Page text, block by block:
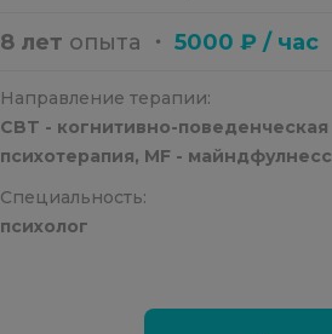
8 лет опыта ・ 5000 ₽ / час
Направление терапии:
CBT - когнитивно-поведенческая
психотерапия, MF - майндфулнесс
Специальность:
психолог